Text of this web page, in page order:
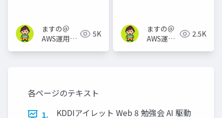
更新していく
ますの＠
AWS運用保
5K
ますの＠
AWS運用
2.5K
各ページのテキスト
1.
KDDIアイレット Web 8 勉強会 AI 駆動